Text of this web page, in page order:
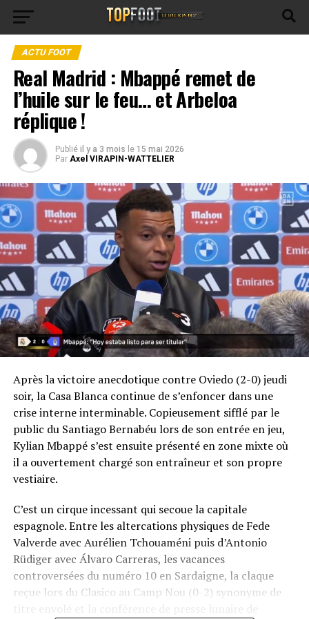
ACTU FOOT
Real Madrid : Mbappé remet de
l’huile sur le feu… et Arbeloa
réplique !
Publié il y a 3 mois le 15 mai 2026
Par Axel VIRAPIN-WATTELIER
Après la victoire anecdotique contre Oviedo (2-0) jeudi
soir, la Casa Blanca continue de s’enfoncer dans une
crise interne interminable. Copieusement sifflé par le
public du Santiago Bernabéu lors de son entrée en jeu,
Kylian Mbappé s’est ensuite présenté en zone mixte où
il a ouvertement chargé son entraîneur et son propre
vestiaire.
C’est un cirque incessant qui secoue la capitale
espagnole. Entre les altercations physiques de Fede
Valverde avec Aurélien Tchouaméni puis d’Antonio
Rüdiger avec Álvaro Carreras, les vacances
controversées du numéro 10 en Sardaigne, la claque
reçue lors du Clasico au Camp Nou (0-2) synonyme de